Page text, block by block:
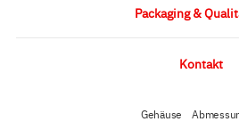
Gehäuse
Packaging &
Kontakt